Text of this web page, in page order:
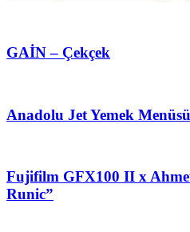
GAİN – Çekçek
Anadolu Jet Yemek Menüsü
Fujifilm GFX100 II x
Runic”